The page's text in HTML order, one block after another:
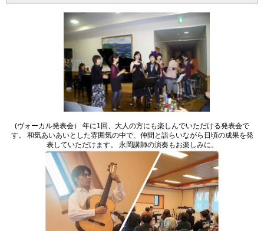
(ヴォーカル発表会） 年に1回、大人の方にも楽しんでいただける発表会で
す。 和気あいあいとした雰囲気の中で、仲間と語らいながら日頃の成果を発
表していただけます。 永岡講師の演奏もお楽しみに。